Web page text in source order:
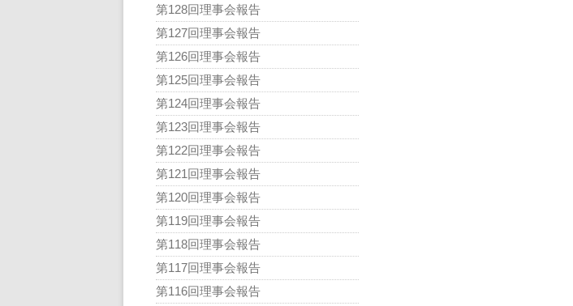
第128回理事会報告
第127回理事会報告
第126回理事会報告
第125回理事会報告
第124回理事会報告
第123回理事会報告
第122回理事会報告
第121回理事会報告
第120回理事会報告
第119回理事会報告
第118回理事会報告
第117回理事会報告
第116回理事会報告